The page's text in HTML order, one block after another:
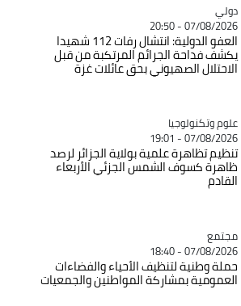
Catégorie
دولي
07/08/2026 - 20:50
العفو الدولية: انتشال رفات 112 شهيدا
يكشف فداحة الجرائم المرتكبة من قبل
الاحتلال الصهيوني بحق عائلات غزة
Catégorie
علوم وتكنولوجيا
07/08/2026 - 19:01
تنظيم تظاهرة علمية بولاية الجزائر لرصد
ظاهرة كسوف الشمس الجزئي الأربعاء
القادم
Catégorie
مجتمع
07/08/2026 - 18:40
حملة وطنية لتنظيف الأحياء والفضاءات
العمومية بمشاركة المواطنين والجمعيات